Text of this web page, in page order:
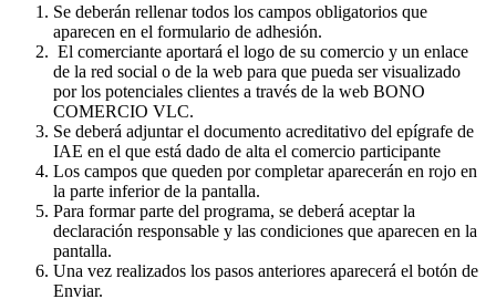
Se deberán rellenar todos los campos obligatorios que
aparecen en el formulario de adhesión.
El comerciante aportará el logo de su comercio y un enlace
de la red social o de la web para que pueda ser visualizado
por los potenciales clientes a través de la web BONO
COMERCIO VLC.
Se deberá adjuntar el documento acreditativo del epígrafe de
IAE en el que está dado de alta el comercio participante
Los campos que queden por completar aparecerán en rojo en
la parte inferior de la pantalla.
Para formar parte del programa, se deberá aceptar la
declaración responsable y las condiciones que aparecen en la
pantalla.
Una vez realizados los pasos anteriores aparecerá el botón de
Enviar.